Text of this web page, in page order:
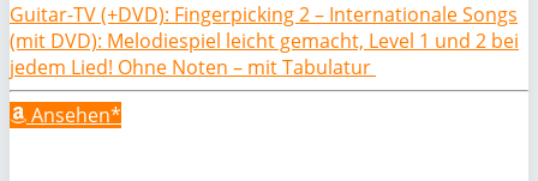
Guitar-TV (+DVD): Fingerpicking 2 – Internationale Songs
(mit DVD): Melodiespiel leicht gemacht, Level 1 und 2 bei
jedem Lied! Ohne Noten – mit Tabulatur
Ansehen*